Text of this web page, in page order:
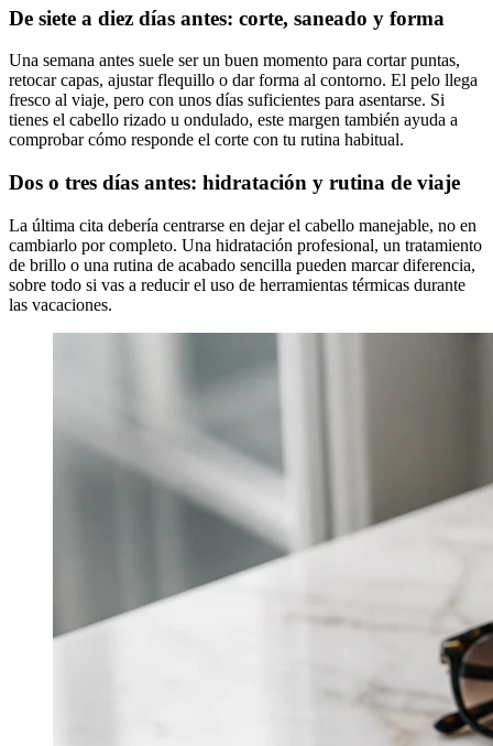
De siete a diez días antes: corte, saneado y forma
Una semana antes suele ser un buen momento para cortar puntas,
retocar capas, ajustar flequillo o dar forma al contorno. El pelo llega
fresco al viaje, pero con unos días suficientes para asentarse. Si
tienes el cabello rizado u ondulado, este margen también ayuda a
comprobar cómo responde el corte con tu rutina habitual.
Dos o tres días antes: hidratación y rutina de viaje
La última cita debería centrarse en dejar el cabello manejable, no en
cambiarlo por completo. Una hidratación profesional, un tratamiento
de brillo o una rutina de acabado sencilla pueden marcar diferencia,
sobre todo si vas a reducir el uso de herramientas térmicas durante
las vacaciones.